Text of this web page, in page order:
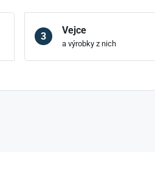
3
Vejce
a výrobky z nich